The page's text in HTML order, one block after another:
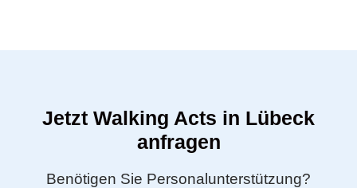
Jetzt Walking Acts in Lübeck
anfragen
Benötigen Sie Personalunterstützung?